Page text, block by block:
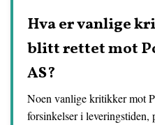
Hva er vanlige
blitt rettet mot
AS?
Noen vanlige kritikker mot
forsinkelser i leveringstiden,